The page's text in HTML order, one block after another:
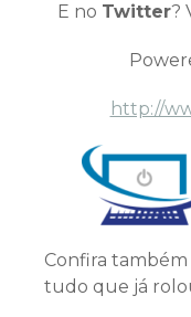
E no Twitter?
http://
Confira também
tudo que já